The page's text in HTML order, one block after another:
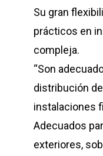
Su gran
prácticos en
compleja.
“Son
distribución
instalaciones
Adecuados
exteriores,